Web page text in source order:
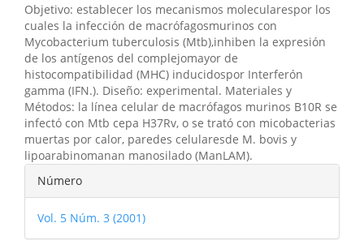
Objetivo: establecer los mecanismos molecularespor los
cuales la infección de macrófagosmurinos con
Mycobacterium tuberculosis (Mtb),inhiben la expresión
de los antígenos del complejomayor de
histocompatibilidad (MHC) inducidospor Interferón
gamma (IFN.). Diseño: experimental. Materiales y
Métodos: la línea celular de macrófagos murinos B10R se
infectó con Mtb cepa H37Rv, o se trató con micobacterias
muertas por calor, paredes celularesde M. bovis y
lipoarabinomanan manosilado (ManLAM).
Detalles
del
artículo
Número
Vol. 5 Núm. 3 (2001)